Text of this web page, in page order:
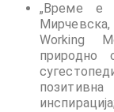
„Време е
Working
природно
инспирација;